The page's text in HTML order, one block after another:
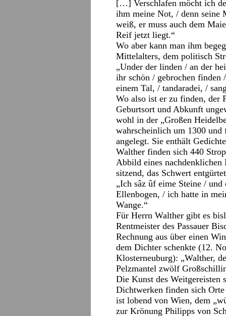
[…] Verschlafen möcht ich
ihm meine Not, / denn seine
weiß, er muss auch dem
Reif jetzt liegt.“
Wo aber kann man ihm
Mittelalters, dem politisch
„Under der linden / an der
ihr schön / gebrochen finden
einem Tal, / tandaradei, /
Wo also ist er zu finden, der
Geburtsort und Abkunft
wohl in der „Großen
wahrscheinlich um 1300 und
angelegt. Sie enthält
Walther finden sich 440
Abbild eines nachdenklichen
sitzend, das Schwert
„Ich sâz ûf eime Steine /
Ellenbogen, / ich hatte in
Wange.“
Für Herrn Walther gibt es
Rentmeister des Passauer
Rechnung aus über einen
dem Dichter schenkte (12.
Klosterneuburg): „Walther,
Pelzmantel zwölf
Die Kunst des Weitgereisten
Dichtwerken finden sich
ist lobend von Wien, dem
zur Krönung Philipps von